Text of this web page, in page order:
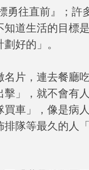
勇往直前』；許
道生活的目標
好的」。
片，連去餐廳
」，就不會有
車」，像是病
排隊等最久的人